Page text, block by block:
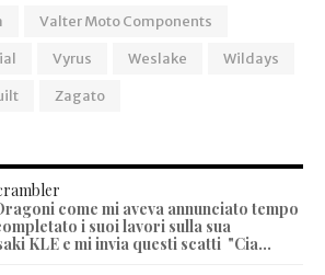
Valter Moto Components
Vyrus Weslake
Wildays
Zagato
come mi aveva annunciato tempo
i suoi lavori sulla sua
KLE e mi invia questi scatti "Cia...